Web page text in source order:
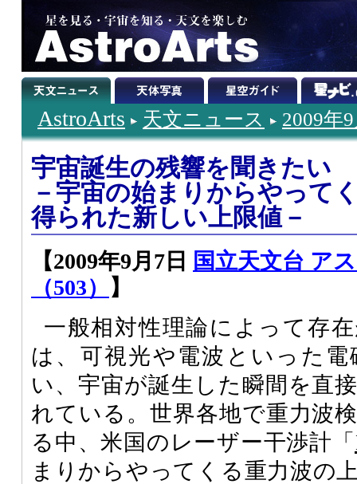
AstroArts 天文ニュース 2009年
宇宙誕生の残響を聞きたい
－宇宙の始まりからやって
得られた新しい上限値－
【2009年9月7日
国立天文台 ア
（503）
】
一般相対性理論によって存
は、可視光や電波といった
い、宇宙が誕生した瞬間を直
れている。世界各地で重力波
る中、米国のレーザー干渉計「
まりからやってくる重力波の